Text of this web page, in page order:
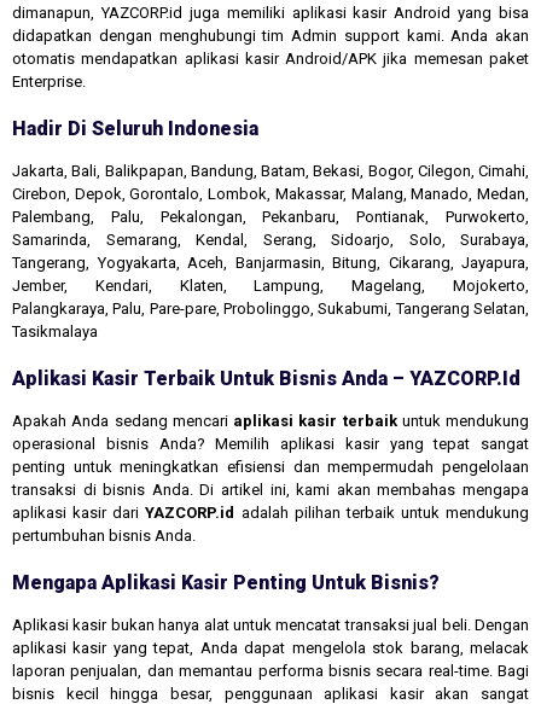
dimanapun, YAZCORP.id juga memiliki aplikasi kasir Android yang bisa
didapatkan dengan menghubungi tim Admin support kami. Anda akan
otomatis mendapatkan aplikasi kasir Android/APK jika memesan paket
Enterprise.
Hadir Di Seluruh Indonesia
Jakarta, Bali, Balikpapan, Bandung, Batam, Bekasi, Bogor, Cilegon, Cimahi,
Cirebon, Depok, Gorontalo, Lombok, Makassar, Malang, Manado, Medan,
Palembang, Palu, Pekalongan, Pekanbaru, Pontianak, Purwokerto,
Samarinda, Semarang, Kendal, Serang, Sidoarjo, Solo, Surabaya,
Tangerang, Yogyakarta, Aceh, Banjarmasin, Bitung, Cikarang, Jayapura,
Jember, Kendari, Klaten, Lampung, Magelang, Mojokerto,
Palangkaraya, Palu, Pare-pare, Probolinggo, Sukabumi, Tangerang Selatan,
Tasikmalaya
Aplikasi Kasir Terbaik Untuk Bisnis Anda – YAZCORP.id
Apakah Anda sedang mencari aplikasi kasir terbaikuntuk mendukung
operasional bisnis Anda? Memilih aplikasi kasir yang tepat sangat
penting untuk meningkatkan efisiensi dan mempermudah pengelolaan
transaksi di bisnis Anda. Di artikel ini, kami akan membahas mengapa
aplikasi kasir dariYAZCORP.id adalah pilihan terbaik untuk mendukung
pertumbuhan bisnis Anda.
Mengapa Aplikasi Kasir Penting Untuk Bisnis?
Aplikasi kasir bukan hanya alat untuk mencatat transaksi jual beli. Dengan
aplikasi kasir yang tepat, Anda dapat mengelola stok barang, melacak
laporan penjualan, dan memantau performa bisnis secara real-time. Bagi
bisnis kecil hingga besar, penggunaan aplikasi kasir akan sangat